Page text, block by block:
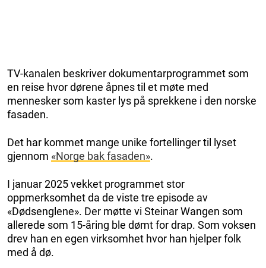
TV-kanalen beskriver dokumentarprogrammet som
en reise hvor dørene åpnes til et møte med
mennesker som kaster lys på sprekkene i den norske
fasaden.
Det har kommet mange unike fortellinger til lyset
gjennom «Norge bak fasaden».
I januar 2025 vekket programmet stor
oppmerksomhet da de viste tre episode av
«Dødsenglene». Der møtte vi Steinar Wangen som
allerede som 15-åring ble dømt for drap. Som voksen
drev han en egen virksomhet hvor han hjelper folk
med å dø.